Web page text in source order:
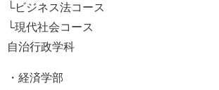
└ビジネス法コース
└現代社会コース
自治行政学科
・経済学部